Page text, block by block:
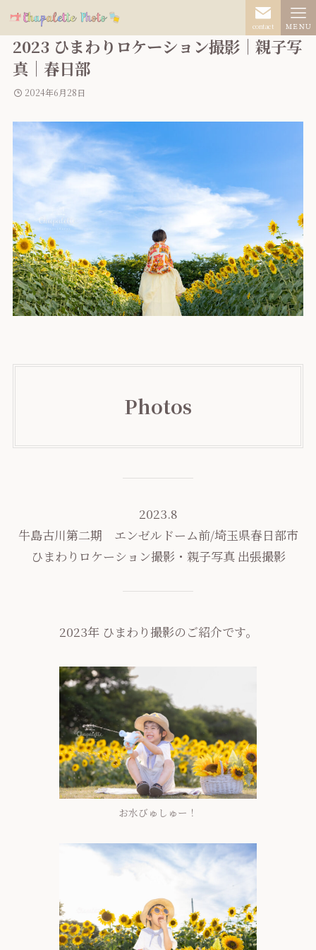
contact ＭＥＮＵ
2023 ひまわりロケーション撮影｜親子写
真｜春日部
2024年6月28日
Photos
2023.8
牛島古川第二期 エンゼルドーム前/埼玉県春日部市
ひまわりロケーション撮影・親子写真 出張撮影
2023年 ひまわり撮影のご紹介です。
お水びゅしゅー！